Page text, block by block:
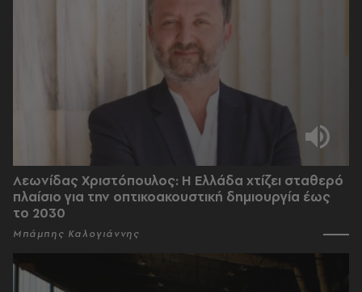
Λεωνίδας Χριστόπουλος: Η Ελλάδα χτίζει σταθερό
πλαίσιο για την οπτικοακουστική δημιουργία έως
το 2030
Μπάμπης Καλογιάννης